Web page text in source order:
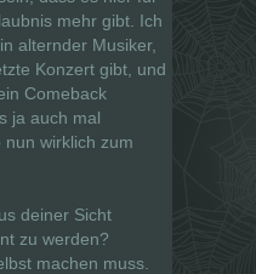
mehr gibt. Ich
alternder Musiker,
Konzert gibt, und
Comeback
ja auch mal
nun wirklich zum
deiner Sicht
zu werden?
machen muss.